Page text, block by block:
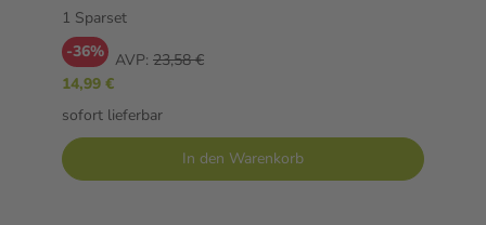
1 Sparset
-36% AVP: 23,58 €
14,99 €
sofort lieferbar
In den Warenkorb